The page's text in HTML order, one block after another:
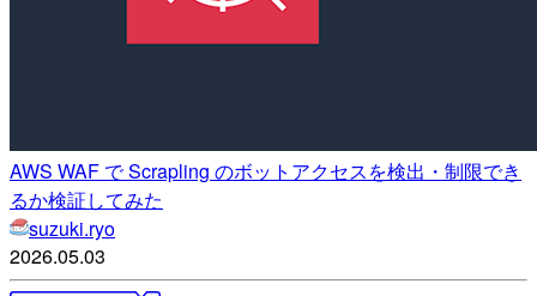
AWS WAF で Scrapling のボットアクセスを検出・制限でき
るか検証してみた
suzuki.ryo
2026.05.03